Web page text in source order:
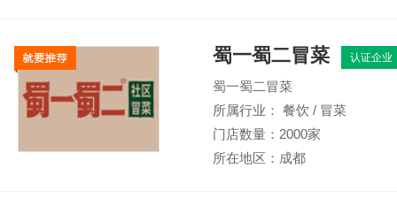
蜀一蜀二冒菜 认证企业
蜀一蜀二冒菜
所属行业： 餐饮 / 冒菜
门店数量：2000家
所在地区：成都